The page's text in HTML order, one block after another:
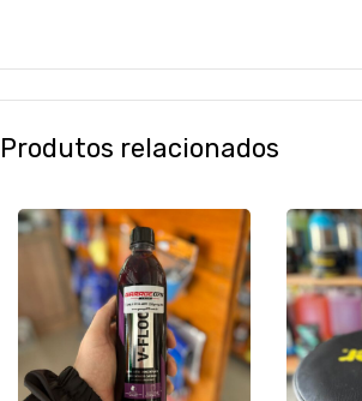
Produtos relacionados